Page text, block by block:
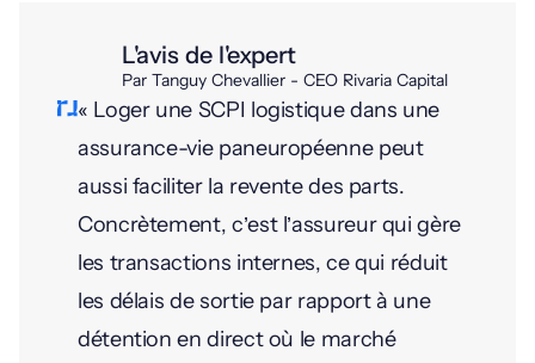
L'avis de l'expert
Par Tanguy Chevallier - CEO Rivaria Capital
« Loger une SCPI logistique dans une
assurance-vie paneuropéenne peut
aussi faciliter la revente des parts.
Concrètement, c’est l’assureur qui gère
les transactions internes, ce qui réduit
les délais de sortie par rapport à une
détention en direct où le marché